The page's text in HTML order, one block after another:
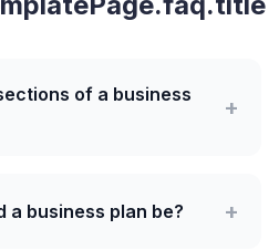
of a business
+
a business plan be? +